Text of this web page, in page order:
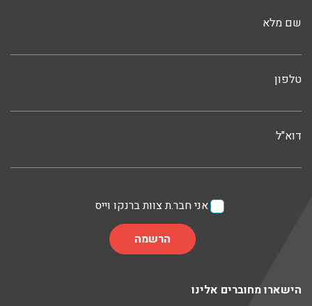
שם מלא
טלפון
דוא"ל
אני חבר.ת צוות ברנקו וייס
הישארו מחוברים אלינו